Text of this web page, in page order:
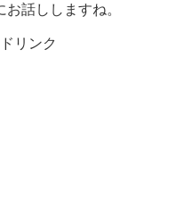
話ししますね。
リンク